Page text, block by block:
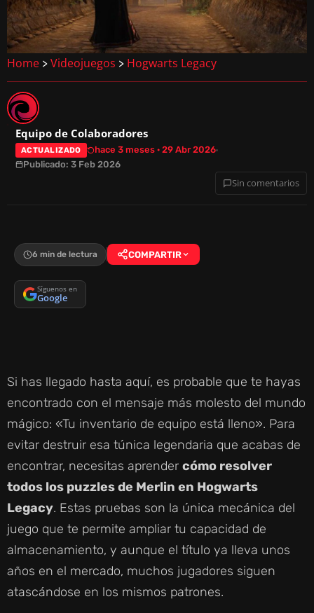
Home > Videojuegos > Hogwarts Legacy
Equipo de Colaboradores
ACTUALIZADO
hace 3 meses · 29 Abr 2026
Publicado: 3 Feb 2026
Sin comentarios
6 min de lectura COMPARTIR
Síguenos en
Google
Si has llegado hasta aquí, es probable que te hayas
encontrado con el mensaje más molesto del mundo
mágico: «Tu inventario de equipo está lleno». Para
evitar destruir esa túnica legendaria que acabas de
encontrar, necesitas aprender cómo resolver
todos los puzzles de Merlin en Hogwarts
Legacy. Estas pruebas son la única mecánica del
juego que te permite ampliar tu capacidad de
almacenamiento, y aunque el título ya lleva unos
años en el mercado, muchos jugadores siguen
atascándose en los mismos patrones.